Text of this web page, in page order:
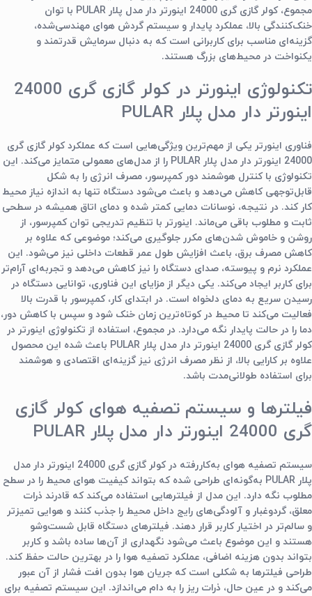
مجموع،کولر گازی گری 24000 اینورتر دار مدل پلار PULAR
با توان
خنک‌کنندگی بالا، عملکرد پایدار و سیستم گردش هوای مهندسی‌شده،
گزینه‌ای مناسب برای کاربرانی است که به دنبال سرمایش قدرتمند و
یکنواخت در محیط‌های بزرگ هستند.
تکنولوژی اینورتر در کولر گازی گری 24000
اینورتر دار مدل پلار PULAR
فناوری اینورتر یکی از مهم‌ترین ویژگی‌هایی است که عملکردکولر گازی گری
24000 اینورتر دار مدل پلار PULAR
را از مدل‌های معمولی متمایز می‌کند. این
تکنولوژی با کنترل هوشمند دور کمپرسور، مصرف انرژی را به شکل
قابل‌توجهی کاهش می‌دهد و باعث می‌شود دستگاه تنها به اندازه نیاز محیط
کار کند. در نتیجه، نوسانات دمایی کمتر شده و دمای اتاق همیشه در سطحی
ثابت و مطلوب باقی می‌ماند. اینورتر با تنظیم تدریجی توان کمپرسور، از
روشن و خاموش شدن‌های مکرر جلوگیری می‌کند؛ موضوعی که علاوه بر
کاهش مصرف برق، باعث افزایش طول عمر قطعات داخلی نیز می‌شود. این
عملکرد نرم و پیوسته، صدای دستگاه را نیز کاهش می‌دهد و تجربه‌ای آرام‌تر
برای کاربر ایجاد می‌کند. یکی دیگر از مزایای این فناوری، توانایی دستگاه در
رسیدن سریع به دمای دلخواه است. در ابتدای کار، کمپرسور با قدرت بالا
فعالیت می‌کند تا محیط در کوتاه‌ترین زمان خنک شود و سپس با کاهش دور،
دما را در حالت پایدار نگه می‌دارد. در مجموع، استفاده از تکنولوژی اینورتر در
کولر گازی گری 24000 اینورتر دار مدل پلار PULAR
باعث شده این محصول
علاوه بر کارایی بالا، از نظر مصرف انرژی نیز گزینه‌ای اقتصادی و هوشمند
برای استفاده طولانی‌مدت باشد.
فیلترها و سیستم تصفیه هوای کولر گازی
گری 24000 اینورتر دار مدل پلار PULAR
سیستم تصفیه هوای به‌کاررفته در
کولر گازی گری 24000 اینورتر دار مدل
پلار PULAR
به‌گونه‌ای طراحی شده که بتواند کیفیت هوای محیط را در سطح
مطلوب نگه دارد. این مدل از فیلترهایی استفاده می‌کند که قادرند ذرات
معلق، گردوغبار و آلودگی‌های رایج داخل محیط را جذب کنند و هوایی تمیزتر
و سالم‌تر در اختیار کاربر قرار دهند. فیلترهای دستگاه قابل شست‌وشو
هستند و این موضوع باعث می‌شود نگهداری از آن‌ها ساده باشد و کاربر
بتواند بدون هزینه اضافی، عملکرد تصفیه هوا را در بهترین حالت حفظ کند.
طراحی فیلترها به شکلی است که جریان هوا بدون افت فشار از آن عبور
می‌کند و در عین حال، ذرات ریز را به دام می‌اندازد. این سیستم تصفیه برای